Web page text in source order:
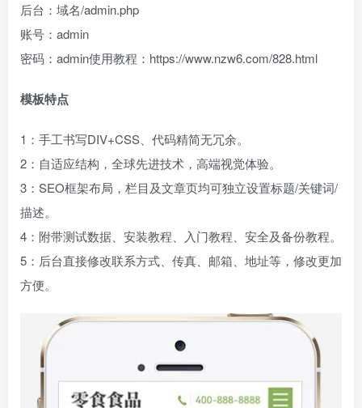
后台：域名/admin.php
账号：admin
密码：admin使用教程：https://www.nzw6.com/828.html
模板特点
1：手工书写DIV+CSS、代码精简无冗余。
2：自适应结构，全球先进技术，高端视觉体验。
3：SEO框架布局，栏目及文章页均可独立设置标题/关键词/
描述。
4：附带测试数据、安装教程、入门教程、安全及备份教程。
5：后台直接修改联系方式、传真、邮箱、地址等，修改更加
方便。